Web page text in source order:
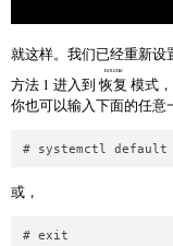
就这样。我们已经重新设
方法 1 进入到恢复
rescue
模式
你也可以输入下面的任意
或，